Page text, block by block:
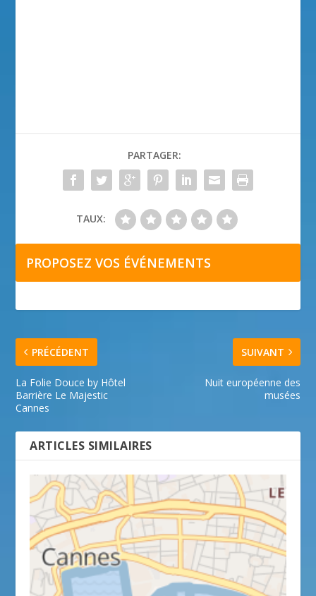
PARTAGER:
TAUX:
PROPOSEZ VOS ÉVÉNEMENTS
PRÉCÉDENT
La Folie Douce by Hôtel
Barrière Le Majestic
Cannes
SUIVANT
Nuit européenne des
musées
ARTICLES SIMILAIRES